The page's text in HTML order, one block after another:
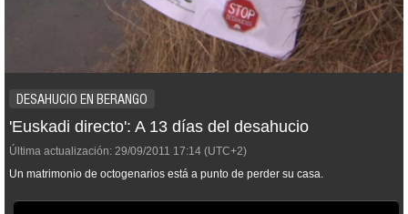
DESAHUCIO EN BERANGO
'Euskadi directo': A 13 días del desahucio
Última actualización: 29/09/2011 17:14 (UTC+2)
Un matrimonio de octogenarios está a punto de perder su casa.